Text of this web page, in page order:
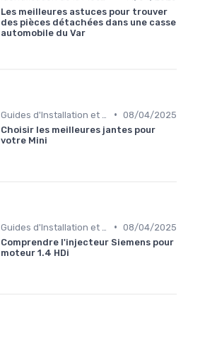
Les meilleures astuces pour trouver
des pièces détachées dans une casse
automobile du Var
• 08/04/2025
Choisir les meilleures jantes pour
votre Mini
• 08/04/2025
Comprendre l'injecteur Siemens pour
moteur 1.4 HDi